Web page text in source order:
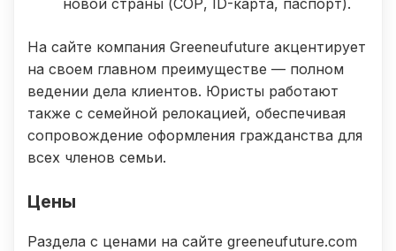
На сайте компания Greeneufuture акцентирует
на своем главном преимуществе — полном
ведении дела клиентов. Юристы работают
также с семейной релокацией, обеспечивая
сопровождение оформления гражданства для
всех членов семьи.
Цены
Раздела с ценами на сайте greeneufuture.com